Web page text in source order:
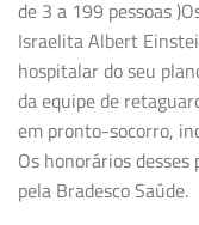
de 3 a 199 pessoas
Israelita Albert
hospitalar do seu
da equipe de
em pronto-socorro,
Os honorários
pela Bradesco Saúde.